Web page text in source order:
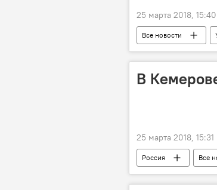
25 марта 2018, 15:40
Все новости
В
25 марта 2018, 15:31
Россия Все